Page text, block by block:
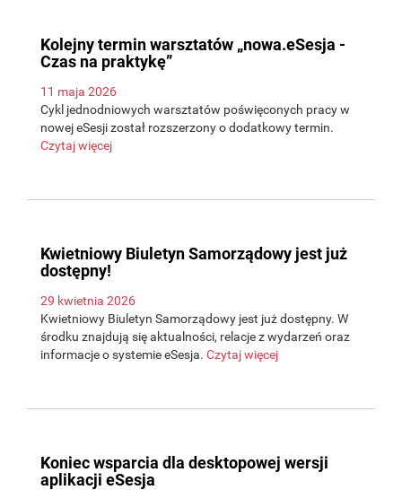
Kolejny termin warsztatów „nowa.eSesja -
Czas na praktykę”
11 maja 2026
Cykl jednodniowych warsztatów poświęconych pracy w
nowej eSesji został rozszerzony o dodatkowy termin.
Czytaj więcej
Kwietniowy Biuletyn Samorządowy jest już
dostępny!
29 kwietnia 2026
Kwietniowy Biuletyn Samorządowy jest już dostępny. W
środku znajdują się aktualności, relacje z wydarzeń oraz
informacje o systemie eSesja. Czytaj więcej
Koniec wsparcia dla desktopowej wersji
aplikacji eSesja